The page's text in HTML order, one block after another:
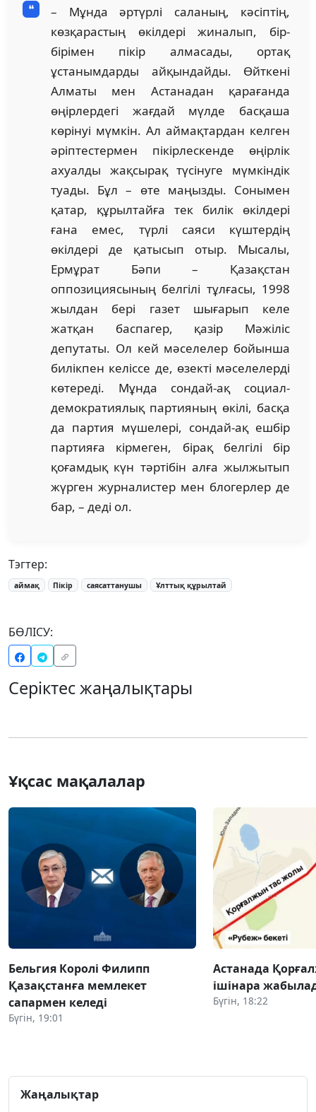
– Мұнда әртүрлі саланың, кәсіптің,
көзқарастың өкілдері жиналып, бір-
бірімен пікір алмасады, ортақ
ұстанымдарды айқындайды. Өйткені
Алматы мен Астанадан қарағанда
өңірлердегі жағдай мүлде басқаша
көрінуі мүмкін. Ал аймақтардан келген
әріптестермен пікірлескенде өңірлік
ахуалды жақсырақ түсінуге мүмкіндік
туады. Бұл – өте маңызды. Сонымен
қатар, құрылтайға тек билік өкілдері
ғана емес, түрлі саяси күштердің
өкілдері де қатысып отыр. Мысалы,
Ермұрат Бәпи – Қазақстан
оппозициясының белгілі тұлғасы, 1998
жылдан бері газет шығарып келе
жатқан баспагер, қазір Мәжіліс
депутаты. Ол кей мәселелер бойынша
билікпен келіссе де, өзекті мәселелерді
көтереді. Мұнда сондай-ақ социал-
демократиялық партияның өкілі, басқа
да партия мүшелері, сондай-ақ ешбір
партияға кірмеген, бірақ белгілі бір
қоғамдық күн тәртібін алға жылжытып
жүрген журналистер мен блогерлер де
бар, – деді ол.
Тэгтер:
аймақ Пікір саясаттанушы Ұлттық құрылтай
БӨЛІСУ:
Серіктес жаңалықтары
Ұқсас мақалалар
Бельгия Королі Филипп
Қазақстанға мемлекет
сапармен келеді
Бүгін, 19:01
Астанада
ішінара
Бүгін, 18:22
Жаңалықтар